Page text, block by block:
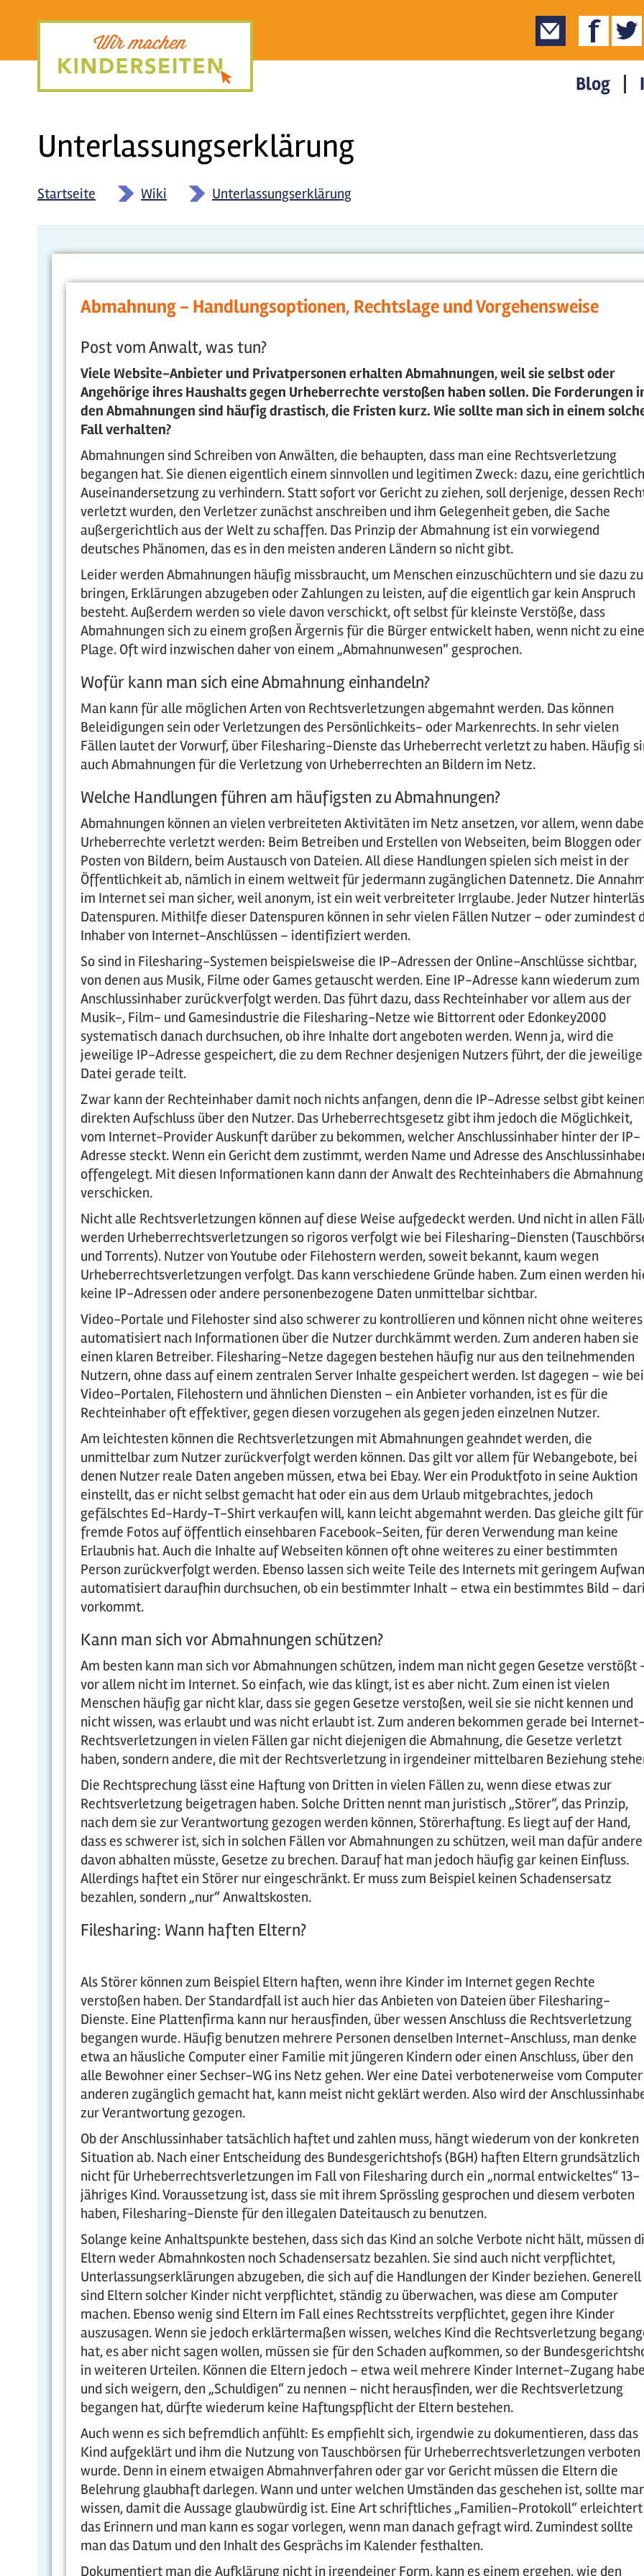
Blog
Unterlassungserklärung
Startseite » Wiki » Unterlassungserklärung
Abmahnung - Handlungsoptionen, Rechtslage und Vorgehensweise
Post vom Anwalt, was tun?
Viele Website-Anbieter und Privatpersonen erhalten Abmahnungen, weil sie selbst oder
Angehörige ihres Haushalts gegen Urheberrechte verstoßen haben sollen. Die Forderungen
den Abmahnungen sind häufig drastisch, die Fristen kurz. Wie sollte man sich in einem
Fall verhalten?
Abmahnungen sind Schreiben von Anwälten, die behaupten, dass man eine Rechtsverletzung
begangen hat. Sie dienen eigentlich einem sinnvollen und legitimen Zweck: dazu, eine
Auseinandersetzung zu verhindern. Statt sofort vor Gericht zu ziehen, soll derjenige, dessen
verletzt wurden, den Verletzer zunächst anschreiben und ihm Gelegenheit geben, die Sache
außergerichtlich aus der Welt zu schaffen. Das Prinzip der Abmahnung ist ein vorwiegend
deutsches Phänomen, das es in den meisten anderen Ländern so nicht gibt.
Leider werden Abmahnungen häufig missbraucht, um Menschen einzuschüchtern und sie dazu zu
bringen, Erklärungen abzugeben oder Zahlungen zu leisten, auf die eigentlich gar kein Anspruch
besteht. Außerdem werden so viele davon verschickt, oft selbst für kleinste Verstöße, dass
Abmahnungen sich zu einem großen Ärgernis für die Bürger entwickelt haben, wenn nicht zu
Plage. Oft wird inzwischen daher von einem „Abmahnunwesen“ gesprochen.
Wofür kann man sich eine Abmahnung einhandeln?
Man kann für alle möglichen Arten von Rechtsverletzungen abgemahnt werden. Das können
Beleidigungen sein oder Verletzungen des Persönlichkeits- oder Markenrechts. In sehr vielen
Fällen lautet der Vorwurf, über Filesharing-Dienste das Urheberrecht verletzt zu haben. Häufig
auch Abmahnungen für die Verletzung von Urheberrechten an Bildern im Netz.
Welche Handlungen führen am häufigsten zu Abmahnungen?
Abmahnungen können an vielen verbreiteten Aktivitäten im Netz ansetzen, vor allem, wenn
Urheberrechte verletzt werden: Beim Betreiben und Erstellen von Webseiten, beim Bloggen oder
Posten von Bildern, beim Austausch von Dateien. All diese Handlungen spielen sich meist in der
Öffentlichkeit ab, nämlich in einem weltweit für jedermann zugänglichen Datennetz. Die
im Internet sei man sicher, weil anonym, ist ein weit verbreiteter Irrglaube. Jeder Nutzer
Datenspuren. Mithilfe dieser Datenspuren können in sehr vielen Fällen Nutzer – oder zumindest
Inhaber von Internet-Anschlüssen – identifiziert werden.
So sind in Filesharing-Systemen beispielsweise die IP-Adressen der Online-Anschlüsse sichtbar,
von denen aus Musik, Filme oder Games getauscht werden. Eine IP-Adresse kann wiederum zum
Anschlussinhaber zurückverfolgt werden. Das führt dazu, dass Rechteinhaber vor allem aus der
Musik-, Film- und Gamesindustrie die Filesharing-Netze wie Bittorrent oder Edonkey2000
systematisch danach durchsuchen, ob ihre Inhalte dort angeboten werden. Wenn ja, wird die
jeweilige IP-Adresse gespeichert, die zu dem Rechner desjenigen Nutzers führt, der die jeweilige
Datei gerade teilt.
Zwar kann der Rechteinhaber damit noch nichts anfangen, denn die IP-Adresse selbst gibt keinen
direkten Aufschluss über den Nutzer. Das Urheberrechtsgesetz gibt ihm jedoch die Möglichkeit,
vom Internet-Provider Auskunft darüber zu bekommen, welcher Anschlussinhaber hinter der IP-
Adresse steckt. Wenn ein Gericht dem zustimmt, werden Name und Adresse des
offengelegt. Mit diesen Informationen kann dann der Anwalt des Rechteinhabers die Abmahnung
verschicken.
Nicht alle Rechtsverletzungen können auf diese Weise aufgedeckt werden. Und nicht in allen
werden Urheberrechtsverletzungen so rigoros verfolgt wie bei Filesharing-Diensten
und Torrents). Nutzer von Youtube oder Filehostern werden, soweit bekannt, kaum wegen
Urheberrechtsverletzungen verfolgt. Das kann verschiedene Gründe haben. Zum einen werden
keine IP-Adressen oder andere personenbezogene Daten unmittelbar sichtbar.
Video-Portale und Filehoster sind also schwerer zu kontrollieren und können nicht ohne weiteres
automatisiert nach Informationen über die Nutzer durchkämmt werden. Zum anderen haben sie
einen klaren Betreiber. Filesharing-Netze dagegen bestehen häufig nur aus den teilnehmenden
Nutzern, ohne dass auf einem zentralen Server Inhalte gespeichert werden. Ist dagegen – wie bei
Video-Portalen, Filehostern und ähnlichen Diensten – ein Anbieter vorhanden, ist es für die
Rechteinhaber oft effektiver, gegen diesen vorzugehen als gegen jeden einzelnen Nutzer.
Am leichtesten können die Rechtsverletzungen mit Abmahnungen geahndet werden, die
unmittelbar zum Nutzer zurückverfolgt werden können. Das gilt vor allem für Webangebote, bei
denen Nutzer reale Daten angeben müssen, etwa bei Ebay. Wer ein Produktfoto in seine Auktion
einstellt, das er nicht selbst gemacht hat oder ein aus dem Urlaub mitgebrachtes, jedoch
gefälschtes Ed-Hardy-T-Shirt verkaufen will, kann leicht abgemahnt werden. Das gleiche gilt für
fremde Fotos auf öffentlich einsehbaren Facebook-Seiten, für deren Verwendung man keine
Erlaubnis hat. Auch die Inhalte auf Webseiten können oft ohne weiteres zu einer bestimmten
Person zurückverfolgt werden. Ebenso lassen sich weite Teile des Internets mit geringem
automatisiert daraufhin durchsuchen, ob ein bestimmter Inhalt – etwa ein bestimmtes Bild –
vorkommt.
Kann man sich vor Abmahnungen schützen?
Am besten kann man sich vor Abmahnungen schützen, indem man nicht gegen Gesetze verstößt
vor allem nicht im Internet. So einfach, wie das klingt, ist es aber nicht. Zum einen ist vielen
Menschen häufig gar nicht klar, dass sie gegen Gesetze verstoßen, weil sie sie nicht kennen und
nicht wissen, was erlaubt und was nicht erlaubt ist. Zum anderen bekommen gerade bei Internet-
Rechtsverletzungen in vielen Fällen gar nicht diejenigen die Abmahnung, die Gesetze verletzt
haben, sondern andere, die mit der Rechtsverletzung in irgendeiner mittelbaren Beziehung
Die Rechtsprechung lässt eine Haftung von Dritten in vielen Fällen zu, wenn diese etwas zur
Rechtsverletzung beigetragen haben. Solche Dritten nennt man juristisch „Störer“, das Prinzip,
nach dem sie zur Verantwortung gezogen werden können, Störerhaftung. Es liegt auf der Hand,
dass es schwerer ist, sich in solchen Fällen vor Abmahnungen zu schützen, weil man dafür andere
davon abhalten müsste, Gesetze zu brechen. Darauf hat man jedoch häufig gar keinen Einfluss.
Allerdings haftet ein Störer nur eingeschränkt. Er muss zum Beispiel keinen Schadensersatz
bezahlen, sondern „nur“ Anwaltskosten.
Filesharing: Wann haften Eltern?
Als Störer können zum Beispiel Eltern haften, wenn ihre Kinder im Internet gegen Rechte
verstoßen haben. Der Standardfall ist auch hier das Anbieten von Dateien über Filesharing-
Dienste. Eine Plattenfirma kann nur herausfinden, über wessen Anschluss die Rechtsverletzung
begangen wurde. Häufig benutzen mehrere Personen denselben Internet-Anschluss, man denke
etwa an häusliche Computer einer Familie mit jüngeren Kindern oder einen Anschluss, über den
alle Bewohner einer Sechser-WG ins Netz gehen. Wer eine Datei verbotenerweise vom Computer
anderen zugänglich gemacht hat, kann meist nicht geklärt werden. Also wird der
zur Verantwortung gezogen.
Ob der Anschlussinhaber tatsächlich haftet und zahlen muss, hängt wiederum von der konkreten
Situation ab. Nach einer Entscheidung des Bundesgerichtshofs (BGH) haften Eltern grundsätzlich
nicht für Urheberrechtsverletzungen im Fall von Filesharing durch ein „normal entwickeltes“ 13-
jähriges Kind. Voraussetzung ist, dass sie mit ihrem Sprössling gesprochen und diesem verboten
haben, Filesharing-Dienste für den illegalen Dateitausch zu benutzen.
Solange keine Anhaltspunkte bestehen, dass sich das Kind an solche Verbote nicht hält, müssen
Eltern weder Abmahnkosten noch Schadensersatz bezahlen. Sie sind auch nicht verpflichtet,
Unterlassungserklärungen abzugeben, die sich auf die Handlungen der Kinder beziehen. Generell
sind Eltern solcher Kinder nicht verpflichtet, ständig zu überwachen, was diese am Computer
machen. Ebenso wenig sind Eltern im Fall eines Rechtsstreits verpflichtet, gegen ihre Kinder
auszusagen. Wenn sie jedoch erklärtermaßen wissen, welches Kind die Rechtsverletzung
hat, es aber nicht sagen wollen, müssen sie für den Schaden aufkommen, so der
in weiteren Urteilen. Können die Eltern jedoch – etwa weil mehrere Kinder Internet-Zugang
und sich weigern, den „Schuldigen“ zu nennen – nicht herausfinden, wer die Rechtsverletzung
begangen hat, dürfte wiederum keine Haftungspflicht der Eltern bestehen.
Auch wenn es sich befremdlich anfühlt: Es empfiehlt sich, irgendwie zu dokumentieren, dass das
Kind aufgeklärt und ihm die Nutzung von Tauschbörsen für Urheberrechtsverletzungen verboten
wurde. Denn in einem etwaigen Abmahnverfahren oder gar vor Gericht müssen die Eltern die
Belehrung glaubhaft darlegen. Wann und unter welchen Umständen das geschehen ist, sollte
wissen, damit die Aussage glaubwürdig ist. Eine Art schriftliches „Familien-Protokoll“ erleichtert
das Erinnern und man kann es sogar vorlegen, wenn man danach gefragt wird. Zumindest sollte
man das Datum und den Inhalt des Gesprächs im Kalender festhalten.
Dokumentiert man die Aufklärung nicht in irgendeiner Form, kann es einem ergehen, wie den